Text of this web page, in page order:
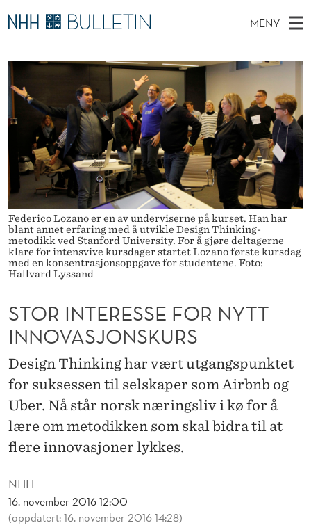
S
T
O
R
T
E
R
E
S
E
F
O
R
N
Y
T
T
MENY
O
V
E
D
M
E
N
Y
Ø
N
T
S
E
D
E
T
Stipendiater og nye forskerprofiler
Disputaser
Ekspertutvalg
Om Bulletin
Federico Lozano er en av underviserne på kurset. Han har
blant annet erfaring med å utvikle Design Thinking-
metodikk ved Stanford University. For å gjøre deltagerne
klare for intensvive kursdager startet Lozano første kursdag
med en konsentrasjonsoppgave for studentene. Foto:
Hallvard Lyssand
NHH
16. november 2016 12:00
(oppdatert: 16. november 2016 14:28)
STOR INTERESSE FOR NYTT
INNOVASJONSKURS
Design Thinking har vært utgangspunktet
for suksessen til selskaper som Airbnb og
Uber. Nå står norsk næringsliv i kø for å
lære om metodikken som skal bidra til at
flere innovasjoner lykkes.